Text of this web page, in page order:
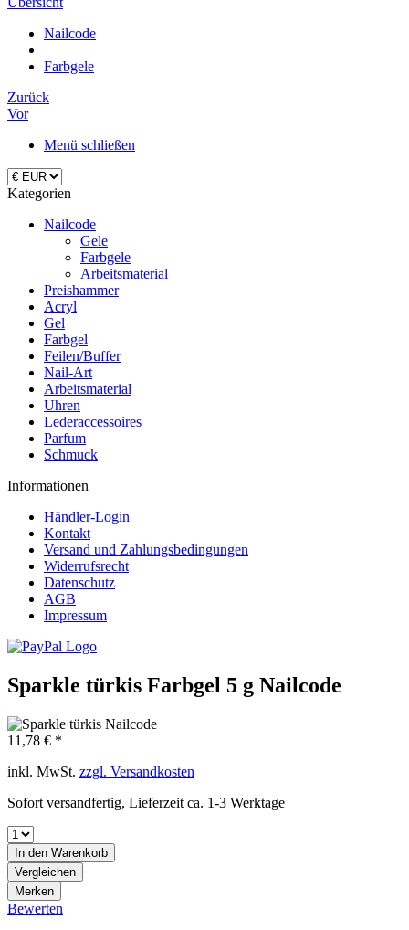
Nailcode
Farbgele
Zurück
Vor
Menü schließen
Kategorien
Nailcode
Gele
Farbgele
Arbeitsmaterial
Preishammer
Acryl
Gel
Farbgel
Feilen/Buffer
Nail-Art
Arbeitsmaterial
Uhren
Lederaccessoires
Parfum
Schmuck
Informationen
Händler-Login
Kontakt
Versand und Zahlungsbedingungen
Widerrufsrecht
Datenschutz
AGB
Impressum
Sparkle türkis Farbgel 5 g Nailcode
11,78 € *
inkl. MwSt. zzgl. Versandkosten
Sofort versandfertig, Lieferzeit ca. 1-3 Werktage
In den Warenkorb
Vergleichen
Merken
Bewerten